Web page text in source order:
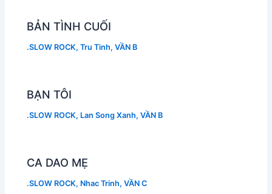
BẢN TÌNH CUỐI
.SLOW ROCK,Tru Tinh,VẦN B
BẠN TÔI
.SLOW ROCK, Lan Song Xanh,VẦN B
CA DAO MẸ
.SLOW ROCK, Nhac Trinh,VẦN C